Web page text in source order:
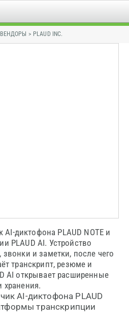
> PLAUD INC.
AI-диктофона PLAUD NOTE и
PLAUD AI. Устройство
и заметки, после чего
транскрипт, резюме и
AI открывает расширенные
AI-диктофона PLAUD
транскрипции